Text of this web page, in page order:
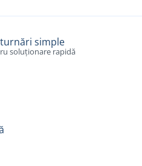
simple
soluționare rapidă